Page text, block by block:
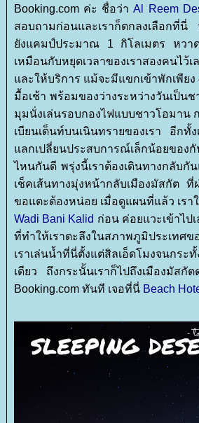
Booking.com ค่ะ ชื่อว่าAl Reem
สอบถามก่อนและเราก็ตกลงเลือกที่นี่
งแคมป์ประมาณ 1 กิโลเมตร หวาด
เหมือนกับหยุดเวลาของเราสองคนไ
ละให้บริการ แม้จะมีแขกเข้าพักเพียง
มื้อเช้า พร้อมของว่างระหว่างวันเป็
มุมนั่งเล่นรอบกองไฟแบบชาวโอมาน
เบียนเต็นท์บนเนินทรายของเรา อีก
ลกเปลี่ยนประสบการณ์เล็กน้อยของ
ไหนกันดี พรุ่งนี้เราต้องเดินทางกลับกั
เช็คเส้นทางมุ่งหน้ากลับเมืองมัสกัต ที่
ขอแตะต้องหน่อย เมื่อดูแผนที่แล้ว เร
Wadi Bani Kalid ก่อน ค่อยแวะเข้าไป
ที่ทำให้เราตะลึงในสภาพภูมิประเทศ
เราเล่นน้ำที่นี่ตั้งแต่สิลเอ็ดโมงจนกร
เดียว ถึงกระนั้นเราก็ไปถึงเมืองมั
Booking.com ทันที เจอที่นี่ Beach